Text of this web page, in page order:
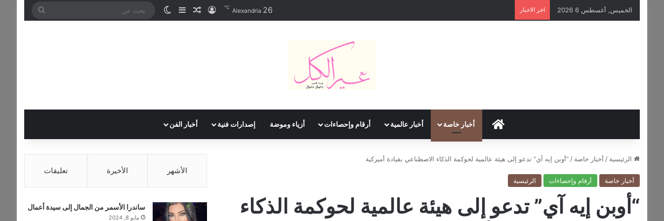
الخميس, أغسطس 6 2026 اخر الاخبار Alexandria 26
℃ تسجيل الدخول
مقال عشوائي
إضافة عمود جانبي
الوضع المظلم
بحث
HOMEأخبار خاصة أخبار عالمية أرقام وإحصاءات أزياء وموضة إصدارات فنية أخبار الفن
الرئيسية / أخبار خاصة / “أوبن إيه آي” تدعو إلى هيئة عالمية لحوكمة الذكاء الاصطناعي بقيادة أميركية
أخبار خاصة أرقام وإحصاءات الرئيسية
“أوبن إيه آي” تدعو إلى هيئة عالمية لحوكمة الذكاء
الأشهر الأخيرة تعليقات
ساندرا الأسمر من الجمال إلى سيدة أعمال
مايو 8, 2024